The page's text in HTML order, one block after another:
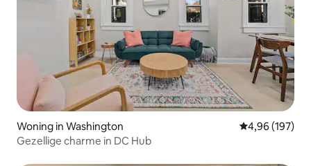
Woning in Washington Gemiddelde
4,96 (197)
Gezellige charme in DC Hub